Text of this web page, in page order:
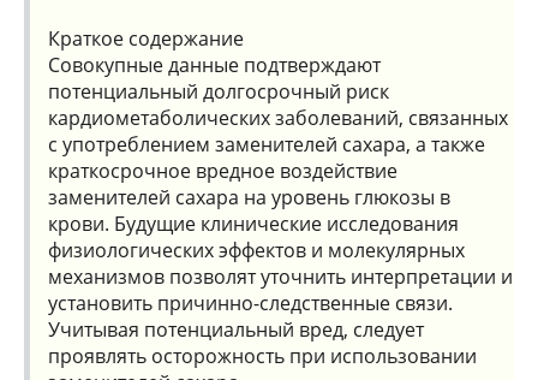
Краткое содержание
Совокупные данные подтверждают
потенциальный долгосрочный риск
кардиометаболических заболеваний, связанных
с употреблением заменителей сахара, а также
краткосрочное вредное воздействие
заменителей сахара на уровень глюкозы в
крови. Будущие клинические исследования
физиологических эффектов и молекулярных
механизмов позволят уточнить интерпретации и
установить причинно-следственные связи.
Учитывая потенциальный вред, следует
проявлять осторожность при использовании